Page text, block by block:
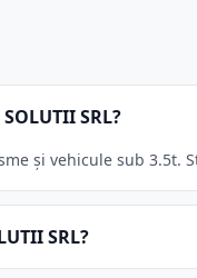
SRL?
și vehicule sub
SRL?